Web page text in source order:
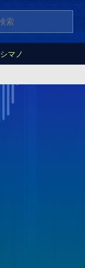
シマノ